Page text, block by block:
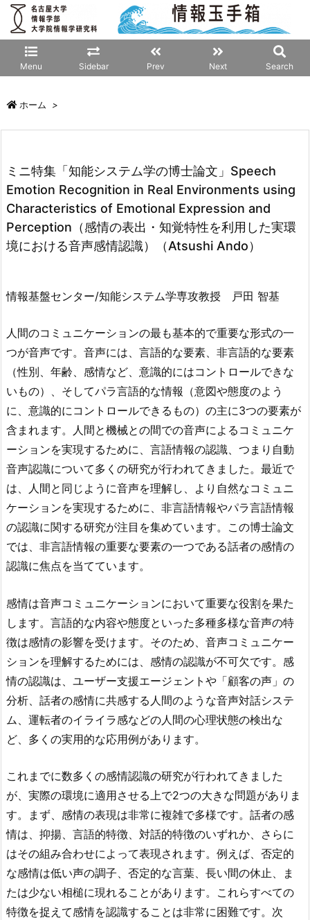
Menu Sidebar Prev Next Search
ホーム >
ミニ特集「知能システム学の博士論文」Speech
Emotion Recognition in Real Environments using
Characteristics of Emotional Expression and
Perception（感情の表出・知覚特性を利用した実環
境における音声感情認識）（Atsushi Ando）
情報基盤センター/知能システム学専攻教授 戸田 智基
人間のコミュニケーションの最も基本的で重要な形式の一
つが音声です。音声には、言語的な要素、非言語的な要素
（性別、年齢、感情など、意識的にはコントロールできな
いもの）、そしてパラ言語的な情報（意図や態度のよう
に、意識的にコントロールできるもの）の主に3つの要素が
含まれます。人間と機械との間での音声によるコミュニケ
ーションを実現するために、言語情報の認識、つまり自動
音声認識について多くの研究が行われてきました。最近で
は、人間と同じように音声を理解し、より自然なコミュニ
ケーションを実現するために、非言語情報やパラ言語情報
の認識に関する研究が注目を集めています。この博士論文
では、非言語情報の重要な要素の一つである話者の感情の
認識に焦点を当てています。
感情は音声コミュニケーションにおいて重要な役割を果た
します。言語的な内容や態度といった多種多様な音声の特
徴は感情の影響を受けます。そのため、音声コミュニケー
ションを理解するためには、感情の認識が不可欠です。感
情の認識は、ユーザー支援エージェントや「顧客の声」の
分析、話者の感情に共感する人間のような音声対話システ
ム、運転者のイライラ感などの人間の心理状態の検出な
ど、多くの実用的な応用例があります。
これまでに数多くの感情認識の研究が行われてきました
が、実際の環境に適用させる上で2つの大きな問題がありま
す。まず、感情の表現は非常に複雑で多様です。話者の感
情は、抑揚、言語的特徴、対話的特徴のいずれか、さらに
はその組み合わせによって表現されます。例えば、否定的
な感情は低い声の調子、否定的な言葉、長い間の休止、ま
たは少ない相槌に現れることがあります。これらすべての
特徴を捉えて感情を認識することは非常に困難です。次